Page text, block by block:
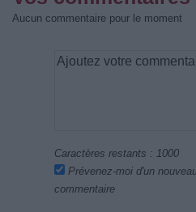
Aucun commentaire pour le moment
Caractères restants : 1000
Prévenez-moi d'un
commentaire